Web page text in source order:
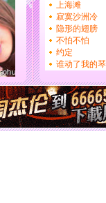
片叶子是希望，第三
送你一棵薰衣草，愿
[圣诞节]圣诞节到了，
你太多，只有给你五
要平安！千万要知足
[圣诞节]不只这样的日
能正大光明地骚扰你,
天都要快乐噢!
[圣诞节]奉上一颗祝福
如意,快乐,鲜花,一切美
[元旦]看到你我会触电
上海滩
寂寞沙洲冷
隐形的翅膀
不怕不怕
约定
谁动了我的